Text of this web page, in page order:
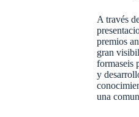
A través
premios
gran
formaseis
y
una